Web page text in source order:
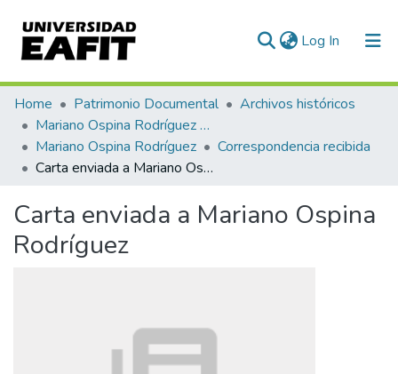
Log In (current)
Communities & Collections
All of DSpace
Statistics
Home Patrimonio Documental
Archivos históricos
Mariano Ospina Rodríguez (1826 -1912)
Mariano Ospina Rodríguez
Correspondencia recibida
Carta enviada a Mariano Ospina Rodríguez
Carta enviada a Mariano Ospina
Rodríguez